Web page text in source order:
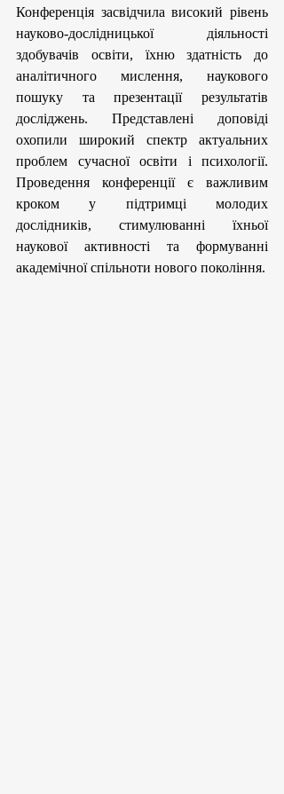
​Конференція засвідчила високий рівень
науково-дослідницької діяльності
здобувачів освіти, їхню здатність до
аналітичного мислення, наукового
пошуку та презентації результатів
досліджень. Представлені доповіді
охопили широкий спектр актуальних
проблем сучасної освіти і психології.
Проведення конференції є важливим
кроком у підтримці молодих
дослідників, стимулюванні їхньої
наукової активності та формуванні
академічної спільноти нового покоління.